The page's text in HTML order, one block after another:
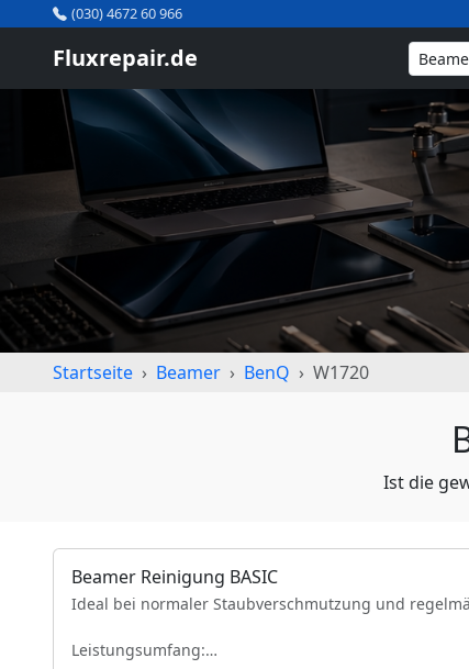
(030) 4672 60 966
Fluxrepair.de
Startseite Beamer BenQ W1720
Ist die
Beamer Reinigung BASIC
Ideal bei normaler Staubverschmutzung und
Leistungsumfang: